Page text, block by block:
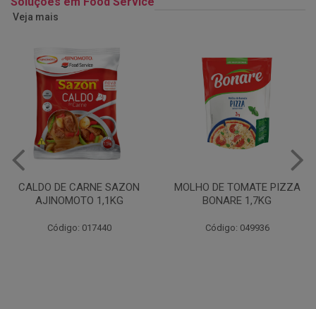
Veja mais
CALDO DE CARNE SAZON
AJINOMOTO 1,1KG
Código: 017440
MOLHO DE TOMATE PIZZA
BONARE 1,7KG
Código: 049936